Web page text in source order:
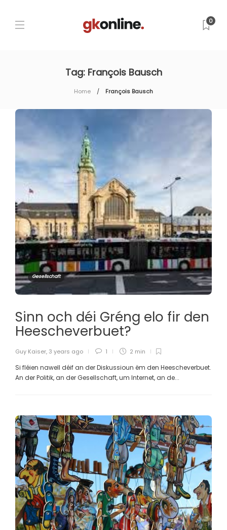
0
Tag: François Bausch
Home François Bausch
Gesellschaft
Sinn och déi Gréng elo fir den
Heescheverbuet?
Guy Kaiser, 3 years ago 1 2 min
Si fléien nawell déif an der Diskussioun ëm den Heescheverbuet.
An der Politik, an der Gesellschaft, um Internet, an de...